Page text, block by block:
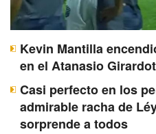
Kevin Mantilla
en el Atanasio Girardot
Casi perfecto en los
admirable racha de
sorprende a todos